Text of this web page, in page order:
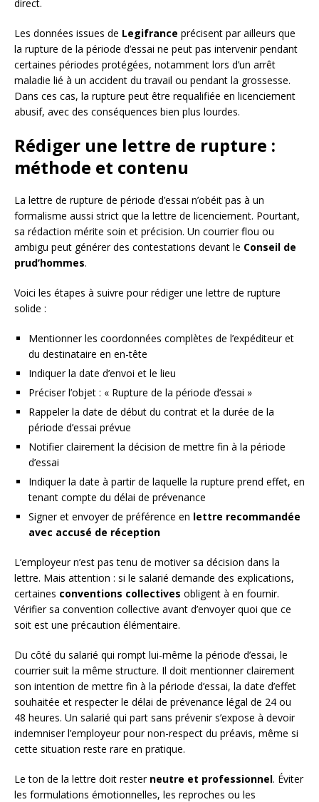
direct.
Les données issues de Legifrance précisent par ailleurs que
la rupture de la période d’essai ne peut pas intervenir pendant
certaines périodes protégées, notamment lors d’un arrêt
maladie lié à un accident du travail ou pendant la grossesse.
Dans ces cas, la rupture peut être requalifiée en licenciement
abusif, avec des conséquences bien plus lourdes.
Rédiger une lettre de rupture :
méthode et contenu
La lettre de rupture de période d’essai n’obéit pas à un
formalisme aussi strict que la lettre de licenciement. Pourtant,
sa rédaction mérite soin et précision. Un courrier flou ou
ambigu peut générer des contestations devant le Conseil de
prud’hommes.
Voici les étapes à suivre pour rédiger une lettre de rupture
solide :
Mentionner les coordonnées complètes de l’expéditeur et
du destinataire en en-tête
Indiquer la date d’envoi et le lieu
Préciser l’objet : « Rupture de la période d’essai »
Rappeler la date de début du contrat et la durée de la
période d’essai prévue
Notifier clairement la décision de mettre fin à la période
d’essai
Indiquer la date à partir de laquelle la rupture prend effet, en
tenant compte du délai de prévenance
Signer et envoyer de préférence en lettre recommandée
avec accusé de réception
L’employeur n’est pas tenu de motiver sa décision dans la
lettre. Mais attention : si le salarié demande des explications,
certaines conventions collectives obligent à en fournir.
Vérifier sa convention collective avant d’envoyer quoi que ce
soit est une précaution élémentaire.
Du côté du salarié qui rompt lui-même la période d’essai, le
courrier suit la même structure. Il doit mentionner clairement
son intention de mettre fin à la période d’essai, la date d’effet
souhaitée et respecter le délai de prévenance légal de 24 ou
48 heures. Un salarié qui part sans prévenir s’expose à devoir
indemniser l’employeur pour non-respect du préavis, même si
cette situation reste rare en pratique.
Le ton de la lettre doit rester neutre et professionnel. Éviter
les formulations émotionnelles, les reproches ou les